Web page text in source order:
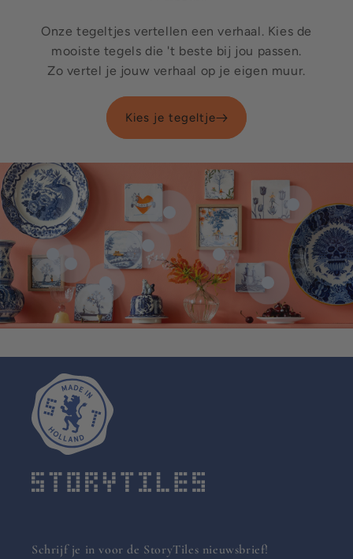
Onze tegeltjes vertellen een verhaal. Kies de
mooiste tegels die 't beste bij jou passen.
Zo vertel je jouw verhaal op je eigen muur.
Kies je tegeltje
Schrijf je in voor de StoryTiles nieuwsbrief!